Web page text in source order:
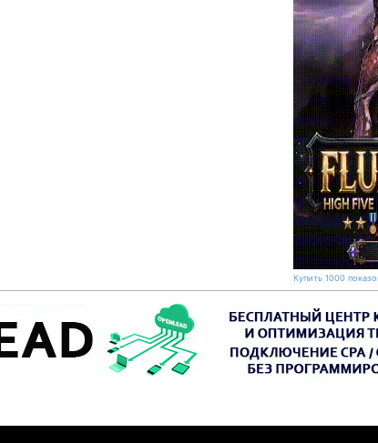
Купить 1000